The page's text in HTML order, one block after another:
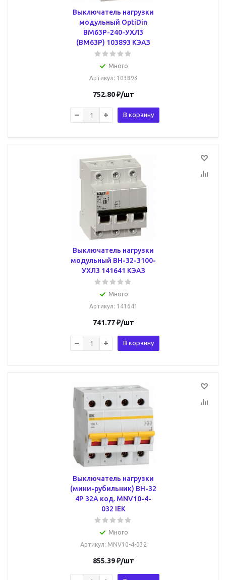
Выключатель нагрузки
модульный OptiDin
BM63P-240-УХЛ3
(ВМ63Р) 103893 КЭАЗ
Много
Артикул: 103893
752.80₽/шт
В корзину
Выключатель нагрузки
модульный ВН-32-3100-
УХЛ3 141641 КЭАЗ
Много
Артикул: 141641
741.77₽/шт
В корзину
Выключатель нагрузки
(мини-рубильник) ВН-32
4Р 32А код. MNV10-4-
032 IEK
Много
Артикул: MNV10-4-032
855.39₽/шт